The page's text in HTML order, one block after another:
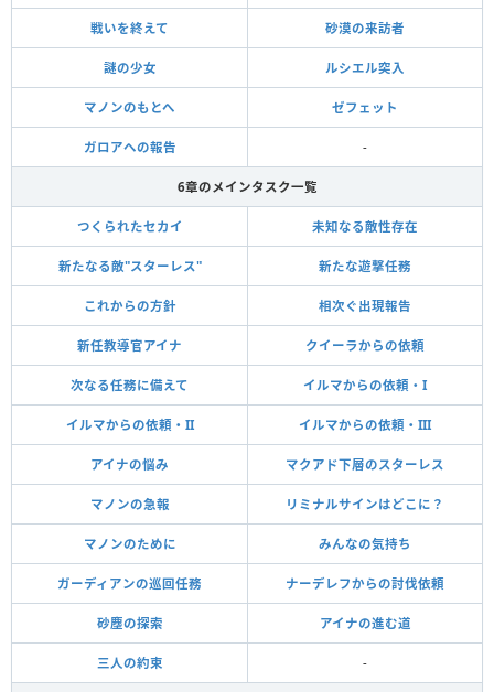
戦いを終えて 砂漠の来訪者
謎の少女 ルシエル突入
マノンのもとへ ゼフェット
ガロアへの報告 -
6章のメインタスク一覧
つくられたセカイ 未知なる敵性存在
新たなる敵"スターレス" 新たな遊撃任務
これからの方針 相次ぐ出現報告
新任教導官アイナ クイーラからの依頼
次なる任務に備えて イルマからの依頼・I
イルマからの依頼・II イルマからの依頼・III
アイナの悩み マクアド下層のスターレス
マノンの急報 リミナルサインはどこに？
マノンのために みんなの気持ち
ガーディアンの巡回任務 ナーデレフからの討伐依頼
砂塵の探索 アイナの進む道
三人の約束 -